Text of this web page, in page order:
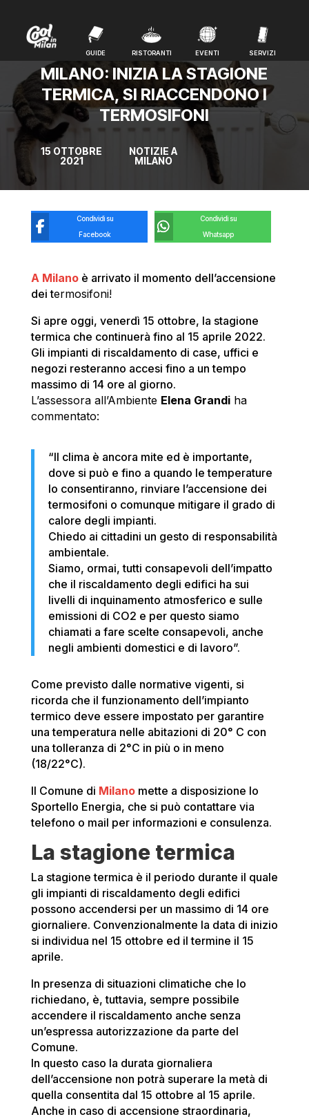
GUIDE RISTORANTI EVENTI SERVIZI
GUIDE RISTORANTI EVENTI SERVIZI
MILANO: INIZIA LA STAGIONE
TERMICA, SI RIACCENDONO I
TERMOSIFONI
15 OTTOBRE
2021
NOTIZIE A
MILANO
Condividi su
Facebook
Condividi su
Whatsapp
A Milanoè arrivato il momento dell’accensione
dei termosifoni!
Si apre oggi, venerdì 15 ottobre, la stagione
termica che continuerà fino al 15 aprile 2022.
Gli impianti di riscaldamento di case, uffici e
negozi resteranno accesi fino a un tempo
massimo di 14 ore al giorno.
L’assessora all’Ambiente Elena Grandiha
commentato:
“Il clima è ancora mite ed è importante,
dove si può e fino a quando le temperature
lo consentiranno, rinviare l’accensione dei
termosifoni o comunque mitigare il grado di
calore degli impianti.
Chiedo ai cittadini un gesto di responsabilità
ambientale.
Siamo, ormai, tutti consapevoli dell’impatto
che il riscaldamento degli edifici ha sui
livelli di inquinamento atmosferico e sulle
emissioni di CO2 e per questo siamo
chiamati a fare scelte consapevoli, anche
negli ambienti domestici e di lavoro”.
Come previsto dalle normative vigenti, si
ricorda che il funzionamento dell’impianto
termico deve essere impostato per garantire
una temperatura nelle abitazioni di 20° C con
una tolleranza di 2°C in più o in meno
(18/22°C).
Il Comune di Milanomette a disposizione lo
Sportello Energia, che si può contattare via
telefono o mail per informazioni e consulenza.
La stagione termica
La stagione termica è il periodo durante il quale
gli impianti di riscaldamento degli edifici
possono accendersi per un massimo di 14 ore
giornaliere. Convenzionalmente la data di inizio
si individua nel 15 ottobre ed il termine il 15
aprile.
In presenza di situazioni climatiche che lo
richiedano, è, tuttavia, sempre possibile
accendere il riscaldamento anche senza
un’espressa autorizzazione da parte del
Comune.
In questo caso la durata giornaliera
dell’accensione non potrà superare la metà di
quella consentita dal 15 ottobre al 15 aprile.
Anche in caso di accensione straordinaria,